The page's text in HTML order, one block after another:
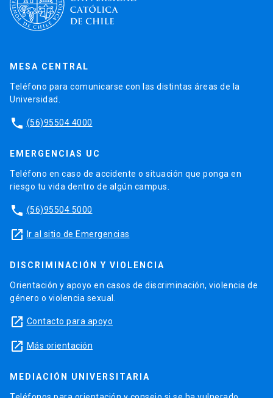
MESA CENTRAL
Teléfono para comunicarse con las distintas áreas de la
Universidad.
phone (56)95504 4000
EMERGENCIAS UC
Teléfono en caso de accidente o situación que ponga en
riesgo tu vida dentro de algún campus.
phone (56)95504 5000
launch Ir al sitio de Emergencias
DISCRIMINACIÓN Y VIOLENCIA
Orientación y apoyo en casos de discriminación, violencia de
género o violencia sexual.
launch Contacto para apoyo
launch Más orientación
MEDIACIÓN UNIVERSITARIA